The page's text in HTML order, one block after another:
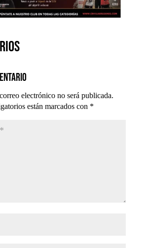
electrónico no será publicada.
están marcados con *